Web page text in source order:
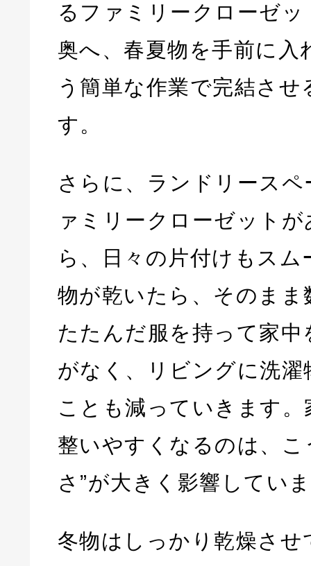
るファミリークローゼ
奥へ、春夏物を手前に入
う簡単な作業で完結さ
す。
さらに、ランドリース
ァミリークローゼット
ら、日々の片付けもスム
物が乾いたら、そのまま
たたんだ服を持って家中
がなく、リビングに洗
ことも減っていきます
整いやすくなるのは、こ
さ”が大きく影響してい
冬物はしっかり乾燥さ